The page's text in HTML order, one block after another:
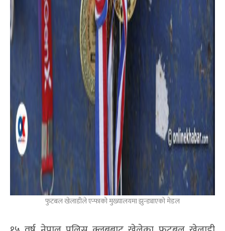
फुटबल खेलाडीले एन्फाको मुख्यालयमा झुन्ड्याएको मेडल